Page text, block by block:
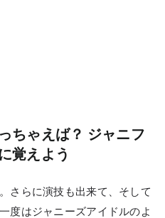
ちゃえば？ ジャニフ
覚えよう
さらに演技も出来て、そして
度はジャニーズアイドルのよ